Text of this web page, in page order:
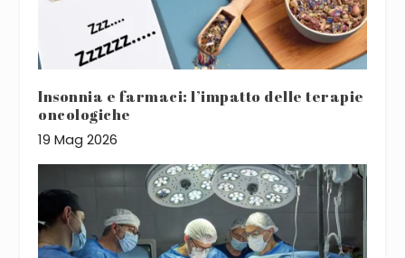
Insonnia e farmaci: l’impatto delle terapie
oncologiche
19 Mag 2026